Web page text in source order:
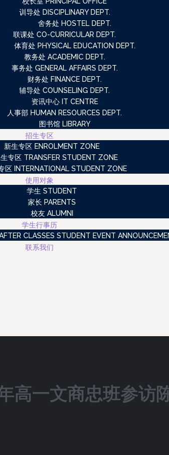
训导处 DISCIPLINARY DEPT.
舍务处 HOSTEL DEPT.
联课处 CO-CURRICULAR DEPT.
体育处 PHYSICAL EDUCATION DEPT.
教务处 ACADEMIC DEPT.
事务处 GENERAL AFFAIRS DEPT.
财务处 FINANCE DEPT.
辅导处 COUNSELING DEPT.
资讯中心 IT CENTRE
人事部 HUMAN RESOURCES DEPT.
图书馆 LIBRARY
招生专区
新生专区 ENROLMENT ZONE
专区 TRANSFER STUDENT ZONE
区 INTERNATIONAL STUDENT ZONE
使用对象
学生 STUDENT
家长 PARENTS
校友 ALUMNI
学生行事历
CLASSES STUDENT EVENT
联系我们
高一文商忠班参访